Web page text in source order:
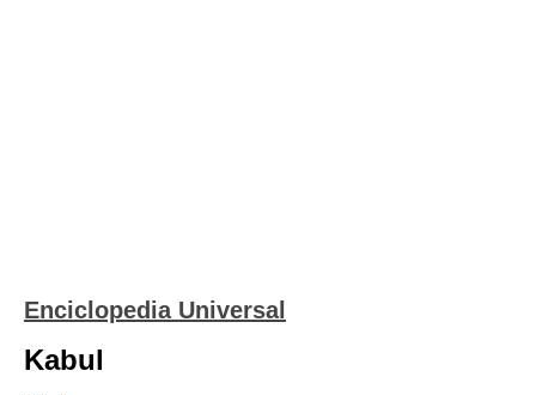
Enciclopedia Universal
Kabul